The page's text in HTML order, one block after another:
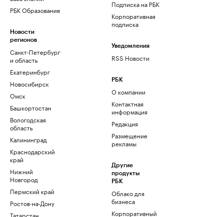
РБК Образование
Новости
регионов
Санкт-Петербург
и область
Екатеринбург
Новосибирск
Омск
Башкортостан
Вологодская
область
Калининград
Краснодарский
край
Нижний
Новгород
Пермский край
Ростов-на-Дону
Татарстан
Подписка на РБК
Корпоративная
подписка
Уведомления
RSS Новости
РБК
О компании
Контактная
информация
Редакция
Размещение
рекламы
Другие
продукты
РБК
Облако для
бизнеса
Корпоративный